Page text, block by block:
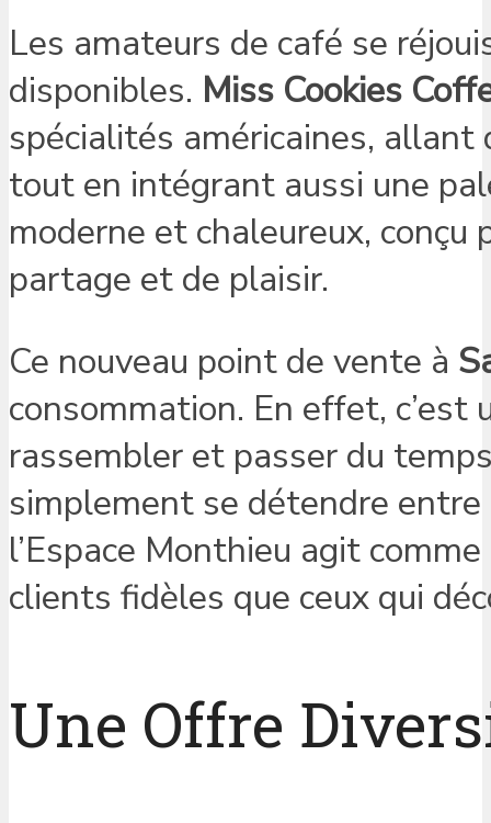
Les amateurs de café se
disponibles. Miss Cookies
spécialités américaines, allant
tout en intégrant aussi une
moderne et chaleureux,
partage et de plaisir.
Ce nouveau point de vente à
consommation. En effet, c’est
rassembler et passer du
simplement se détendre entre
l’Espace Monthieu agit
clients fidèles que ceux qui
Une Offre